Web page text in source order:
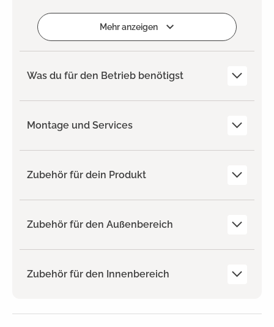
Zum Projekt hinzufügen
Mehr anzeigen
Was du für den Betrieb benötigst
Montage und Services
Zubehör für dein Produkt
Zubehör für den Außenbereich
Zubehör für den Innenbereich